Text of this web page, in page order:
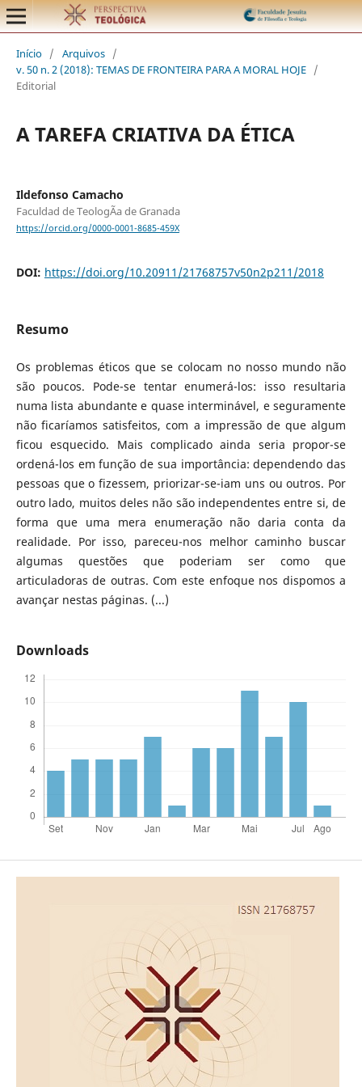
Início / Arquivos /
v. 50 n. 2 (2018): TEMAS DE FRONTEIRA PARA A MORAL HOJE /
Editorial
A TAREFA CRIATIVA DA ÉTICA
Ildefonso Camacho
Faculdad de TeologÃ­a de Granada
https://orcid.org/0000-0001-8685-459X
DOI: https://doi.org/10.20911/21768757v50n2p211/2018
Resumo
Os problemas éticos que se colocam no nosso mundo não
são poucos. Pode-se tentar enumerá-los: isso resultaria
numa lista abundante e quase interminável, e seguramente
não ficaríamos satisfeitos, com a impressão de que algum
ficou esquecido. Mais complicado ainda seria propor-se
ordená-los em função de sua importância: dependendo das
pessoas que o fizessem, priorizar-se-iam uns ou outros. Por
outro lado, muitos deles não são independentes entre si, de
forma que uma mera enumeração não daria conta da
realidade. Por isso, pareceu-nos melhor caminho buscar
algumas questões que poderiam ser como que
articuladoras de outras. Com este enfoque nos dispomos a
avançar nestas páginas. (...)
Downloads